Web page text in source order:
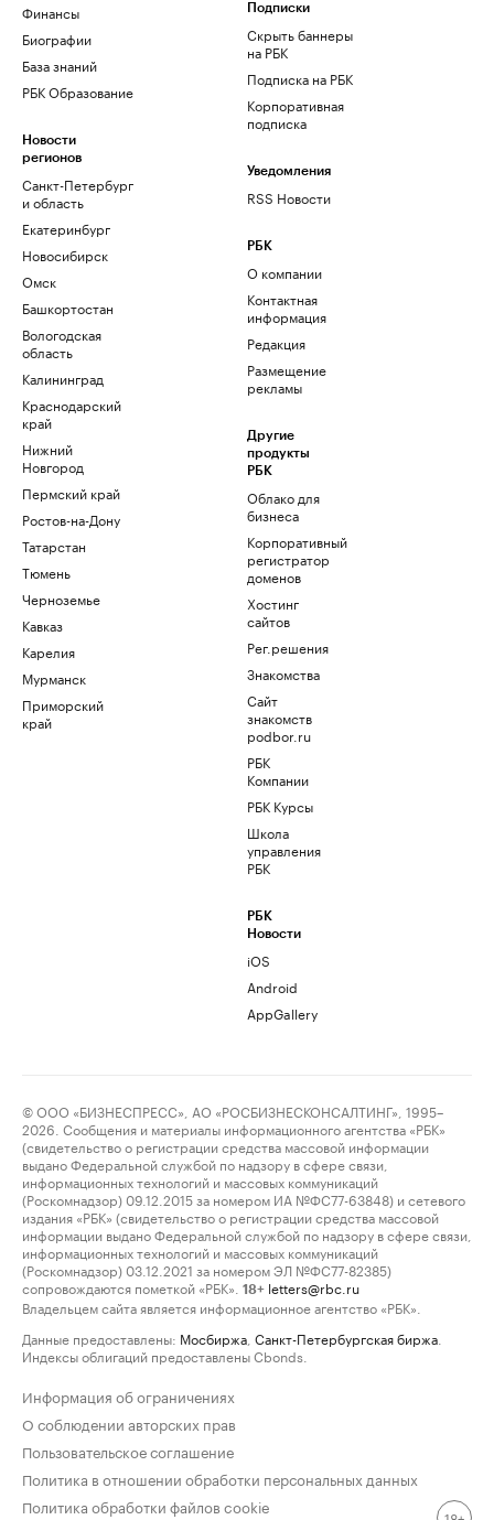
Финансы
Биографии
База знаний
РБК Образование
Новости
регионов
Санкт-Петербург
и область
Екатеринбург
Новосибирск
Омск
Башкортостан
Вологодская
область
Калининград
Краснодарский
край
Нижний
Новгород
Пермский край
Ростов-на-Дону
Татарстан
Тюмень
Черноземье
Кавказ
Карелия
Мурманск
Приморский
край
Подписки
Скрыть баннеры
на РБК
Подписка на РБК
Корпоративная
подписка
Уведомления
RSS Новости
РБК
О компании
Контактная
информация
Редакция
Размещение
рекламы
Другие
продукты
РБК
Облако для
бизнеса
Корпоративный
регистратор
доменов
Хостинг
сайтов
Рег.решения
Знакомства
Сайт
знакомств
podbor.ru
РБК
Компании
РБК Курсы
Школа
управления
РБК
РБК
Новости
iOS
Android
AppGallery
© ООО «БИЗНЕСПРЕСС», АО «РОСБИЗНЕСКОНСАЛТИНГ», 1995–
2026. Сообщения и материалы информационного агентства «РБК»
(свидетельство о регистрации средства массовой информации
выдано Федеральной службой по надзору в сфере связи,
информационных технологий и массовых коммуникаций
(Роскомнадзор) 09.12.2015 за номером ИА №ФС77-63848) и сетевого
издания «РБК» (свидетельство о регистрации средства массовой
информации выдано Федеральной службой по надзору в сфере связи,
информационных технологий и массовых коммуникаций
(Роскомнадзор) 03.12.2021 за номером ЭЛ №ФС77-82385)
сопровождаются пометкой «РБК».
18+ letters@rbc.ru
Владельцем сайта является информационное агентство «РБК».
Данные предоставлены: Мосбиржа Санкт-Петербургская биржа
Индексы облигаций предоставлены Cbonds.
Информация об ограничениях
О соблюдении авторских прав
Пользовательское соглашение
Политика в отношении обработки персональных данных
Политика обработки файлов cookie